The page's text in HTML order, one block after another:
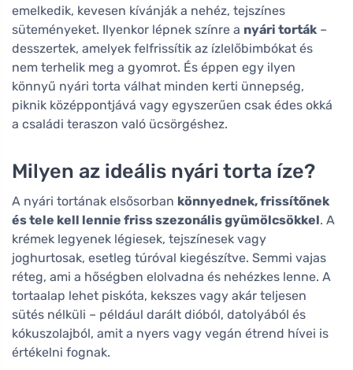
emelkedik, kevesen kívánják a nehéz, tejszínes
süteményeket. Ilyenkor lépnek színre a nyári torták –
desszertek, amelyek felfrissítik az ízlelőbimbókat és
nem terhelik meg a gyomrot. És éppen egy ilyen
könnyű nyári torta válhat minden kerti ünnepség,
piknik középpontjává vagy egyszerűen csak édes okká
a családi teraszon való ücsörgéshez.
Milyen az ideális nyári torta íze?
A nyári tortának elsősorban könnyednek, frissítőnek
és tele kell lennie friss szezonális gyümölcsökkel. A
krémek legyenek légiesek, tejszínesek vagy
joghurtosak, esetleg túróval kiegészítve. Semmi vajas
réteg, ami a hőségben elolvadna és nehézkes lenne. A
tortaalap lehet piskóta, kekszes vagy akár teljesen
sütés nélküli – például darált dióból, datolyából és
kókuszolajból, amit a nyers vagy vegán étrend hívei is
értékelni fognak.